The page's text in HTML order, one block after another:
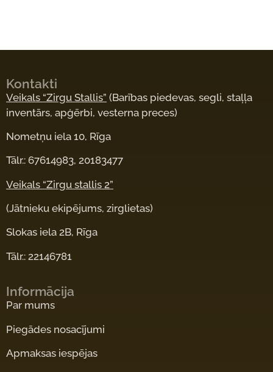
Kontakti
Veikals “Zirgu Stallis” (Barības piedevas, segli, staļļa
inventārs, apģērbi, vesterna preces)
Nometņu iela 10, Rīga
Tālr.: 67614983, 20183477
Veikals “Zirgu stallis 2”
(Jātnieku ekipējums, zirglietas)
Slokas iela 2B, Rīga
Tālr.: 22146781
Informācija
Par mums
Piegādes nosacījumi
Apmaksas iespējas